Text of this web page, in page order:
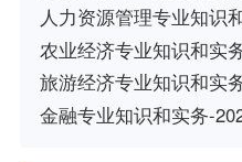
人力资源管理专业知识
农业经济专业知识和实
旅游经济专业知识和实
金融专业知识和实务-